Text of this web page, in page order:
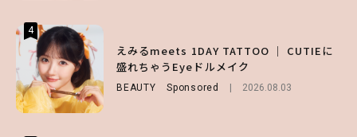
4
えみるmeets 1DAY TATTOO ｜ CUTIEに
盛れちゃうEyeドルメイク
BEAUTY Sponsored 2026.08.03
4
【大原優乃】夏メイクはプレイフルに！ドキ
ッとしちゃう色っぽ“うるみ目”のつくり方
BEAUTY 2026.08.01
4
第1弾の気になるメニュー＆限定グッズを総
チェック！
2026.07.31